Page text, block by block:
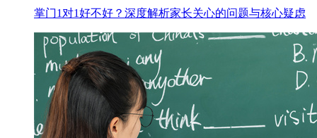
掌门1对1好不好？深度解析家长关心的问题与核心疑虑